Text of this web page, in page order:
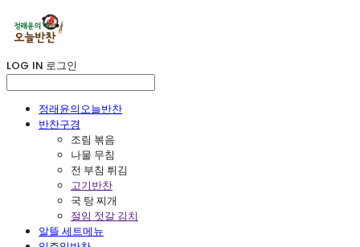
LOG IN 로그인
정래윤의오늘반찬
반찬구경
조림 볶음
나물 무침
전 부침 튀김
고기반찬
국 탕 찌개
절임 젓갈 김치
알뜰 세트메뉴